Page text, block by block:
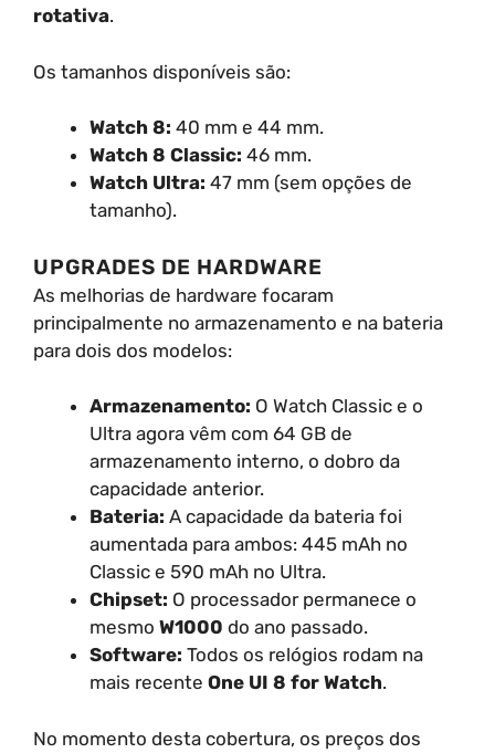
rotativa.
Os tamanhos disponíveis são:
Watch 8: 40 mm e 44 mm.
Watch 8 Classic: 46 mm.
Watch Ultra: 47 mm (sem opções de
tamanho).
UPGRADES DE HARDWARE
As melhorias de hardware focaram
principalmente no armazenamento e na bateria
para dois dos modelos:
Armazenamento: O Watch Classic e o
Ultra agora vêm com 64 GB de
armazenamento interno, o dobro da
capacidade anterior.
Bateria: A capacidade da bateria foi
aumentada para ambos: 445 mAh no
Classic e 590 mAh no Ultra.
Chipset: O processador permanece o
mesmo W1000 do ano passado.
Software: Todos os relógios rodam na
mais recente One UI 8 for Watch.
No momento desta cobertura, os preços dos